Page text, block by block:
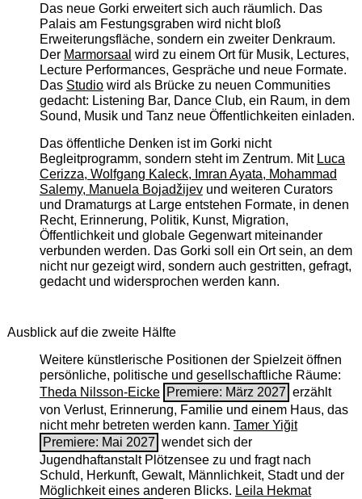
Das neue Gorki erweitert sich auch räumlich. Das
Palais am Festungsgraben wird nicht bloß
Erweiterungsfläche, sondern ein zweiter Denkraum.
Der Marmorsaal wird zu einem Ort für Musik, Lectures,
Lecture Performances, Gespräche und neue Formate.
Das Studiowird als Brücke zu neuen Communities
gedacht: Listening Bar, Dance Club, ein Raum, in dem
Sound, Musik und Tanz neue Öffentlichkeiten einladen.
Das öffentliche Denken ist im Gorki nicht
Begleitprogramm, sondern steht im Zentrum. Mit Luca
Cerizza, Wolfgang Kaleck, Imran Ayata, Mohammad
Salemy, Manuela Bojadžijevund weiteren Curators
und Dramaturgs at Large entstehen Formate, in denen
Recht, Erinnerung, Politik, Kunst, Migration,
Öffentlichkeit und globale Gegenwart miteinander
verbunden werden. Das Gorki soll ein Ort sein, an dem
nicht nur gezeigt wird, sondern auch gestritten, gefragt,
gedacht und widersprochen werden kann.
Ausblick auf die zweite Hälfte
Weitere künstlerische Positionen der Spielzeit öffnen
persönliche, politische und gesellschaftliche Räume:
Theda Nilsson-Eicke Premiere: März 2027 erzählt
von Verlust, Erinnerung, Familie und einem Haus, das
nicht mehr betreten werden kann. Tamer Yiğit
Premiere: Mai 2027 wendet sich der
Jugendhaftanstalt Plötzensee zu und fragt nach
Schuld, Herkunft, Gewalt, Männlichkeit, Stadt und der
Möglichkeit eines anderen Blicks. Leila Hekmat